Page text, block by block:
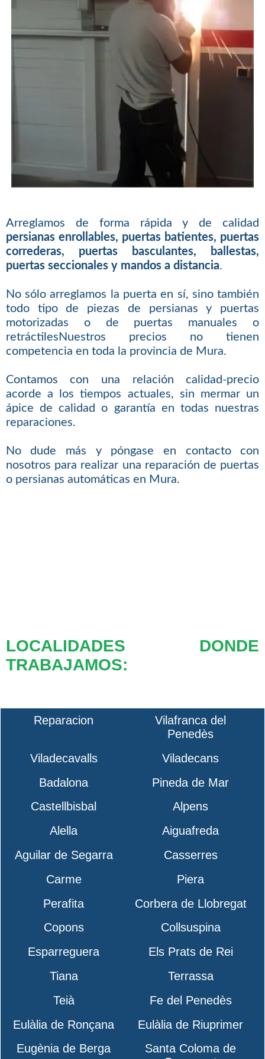
Arreglamos de forma rápida y de calidad
persianas enrollables, puertas batientes, puertas
correderas, puertas basculantes, ballestas,
puertas seccionales y mandos a distancia.
No sólo arreglamos la puerta en sí, sino también
todo tipo de piezas de persianas y puertas
motorizadas o de puertas manuales o
retráctilesNuestros precios no tienen
competencia en toda la provincia de Mura.
Contamos con una relación calidad-precio
acorde a los tiempos actuales, sin mermar un
ápice de calidad o garantía en todas nuestras
reparaciones.
No dude más y póngase en contacto con
nosotros para realizar una reparación de puertas
o persianas automáticas en Mura.
LOCALIDADES DONDE
TRABAJAMOS:
Reparacion
Vilafranca del
Penedès
Viladecavalls
Viladecans
Badalona
Pineda de Mar
Castellbisbal
Alpens
Alella
Aiguafreda
Aguilar de Segarra
Casserres
Carme
Piera
Perafita
Corbera de Llobregat
Copons
Collsuspina
Esparreguera
Els Prats de Rei
Tiana
Terrassa
Teià
Fe del Penedès
Eulàlia de Ronçana
Eulàlia de Riuprimer
Eugènia de Berga
Santa Coloma de